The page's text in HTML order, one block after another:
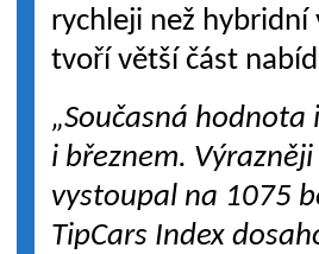
rychleji než hybridní
tvoří větší část
„Současná
i březnem.
vystoupal na 1075
TipCars Index